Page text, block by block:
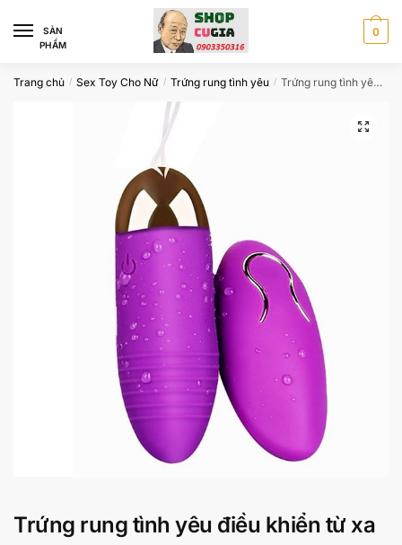
navigation
content
SÀN
PHẨM
0
Trang chủ / Sex Toy Cho Nữ / Trứng rung tình yêu / Trứng rung tình yêu điều khiển từ xa
Trứng rung tình yêu điều khiển từ xa